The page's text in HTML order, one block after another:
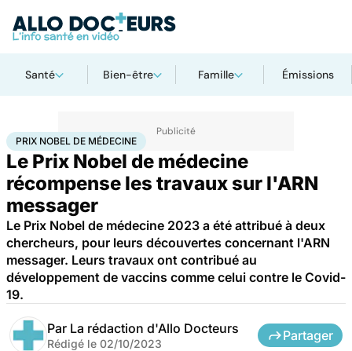
Santé Bien-être Famille Émissions
AccueilSanté Prix Nobel de médecine
PRIX NOBEL DE MÉDECINE
Le Prix Nobel de médecine
récompense les travaux sur l'ARN
messager
Le Prix Nobel de médecine 2023 a été attribué à deux
chercheurs, pour leurs découvertes concernant l'ARN
messager. Leurs travaux ont contribué au
développement de vaccins comme celui contre le Covid-
19.
Par La rédaction d'Allo Docteurs
Rédigé le 02/10/2023
Partager